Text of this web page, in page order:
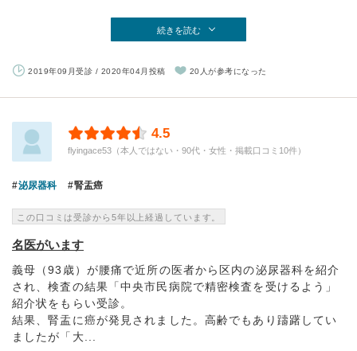
続きを読む
2019年09月受診 / 2020年04月投稿 20人が参考になった
4.5
flyingace53（本人ではない・90代・女性・掲載口コミ10件）
泌尿器科 腎盂癌
この口コミは受診から5年以上経過しています。
名医がいます
義母（93歳）が腰痛で近所の医者から区内の泌尿器科を紹介
され、検査の結果「中央市民病院で精密検査を受けるよう」
紹介状をもらい受診。
結果、腎盂に癌が発見されました。高齢でもあり躊躇してい
ましたが「大...